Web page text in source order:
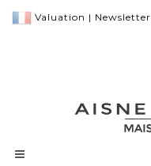
Valuation | Newsletter